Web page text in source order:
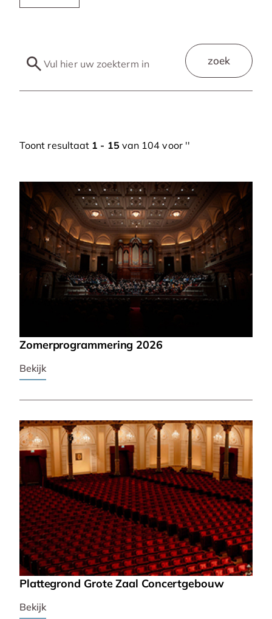
zoek
Toont resultaat 1 - 15 van 104 voor ''
Zomerprogrammering 2026
Bekijk
Plattegrond Grote Zaal Concertgebouw
Bekijk